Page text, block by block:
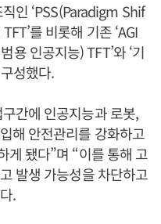
인 ‘PSS(Paradigm Shif
를 비롯해 기존 ‘AGI
인공지능) TFT’와 ‘기
성했다.
간에 인공지능과 로봇,
해 안전관리를 강화하고
게 됐다”며 “이를 통해 고
발생 가능성을 차단하고
.